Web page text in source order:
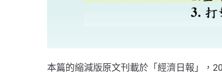
本篇的縮減版原文刊載於「經濟日報」，